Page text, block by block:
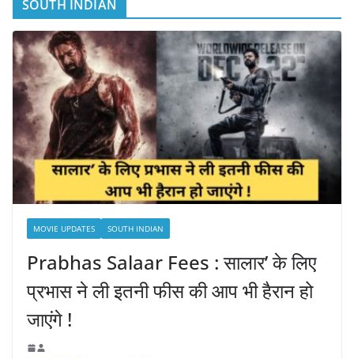
SOUTH INDIAN
MOVIE UPDATES SOUTH INDIAN
Prabhas Salaar Fees : सालार’ के लिए
प्रभास ने ली इतनी फीस की आप भी हैरान हो
जाएंगे !